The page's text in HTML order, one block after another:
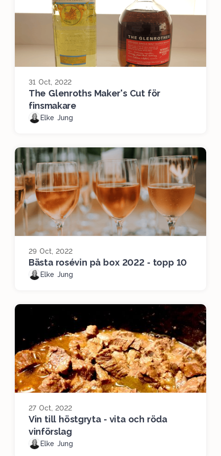
31 Oct, 2022
The Glenroths Maker's Cut för
finsmakare
Elke Jung
29 Oct, 2022
Bästa rosévin på box 2022 - topp 10
Elke Jung
27 Oct, 2022
Vin till höstgryta - vita och röda
vinförslag
Elke Jung